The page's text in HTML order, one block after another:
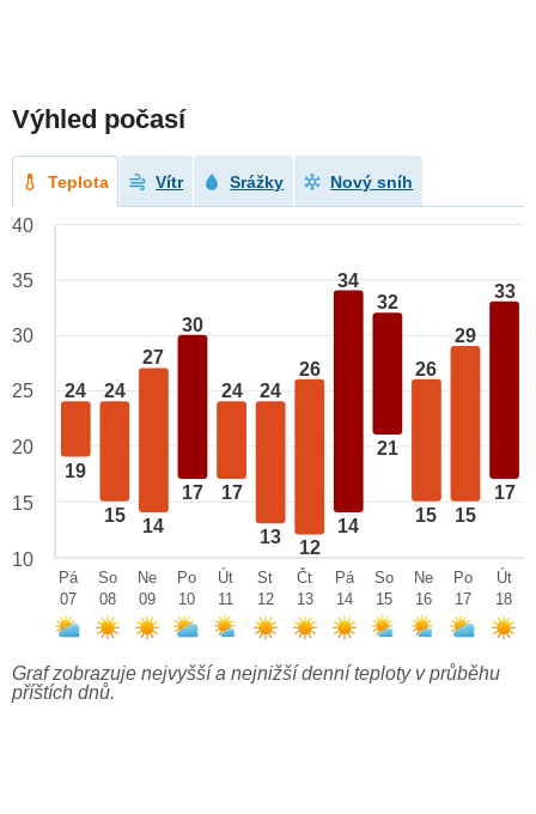
Výhled počasí
Teplota Vítr Srážky Nový sníh
24
19
24
15
27
14
30
17
24
17
24
13
26
12
34
14
32
21
26
15
29
15
33
17
40
35
30
25
20
15
10
Pá
07
So
08
Ne
09
Po
10
Út
11
St
12
Čt
13
Pá
14
So
15
Ne
16
Po
17
Út
18
Graf zobrazuje nejvyšší a nejnižší denní teploty v průběhu
příštích dnů.